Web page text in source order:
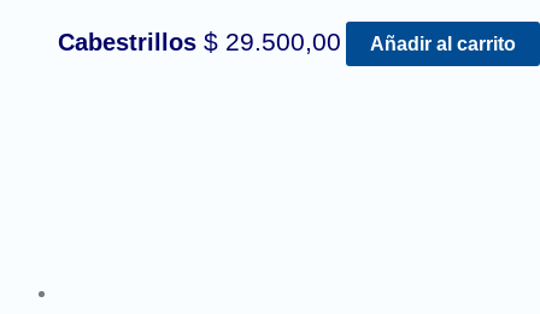
Cabestrillos $ 29.500,00 Añadir al carrito